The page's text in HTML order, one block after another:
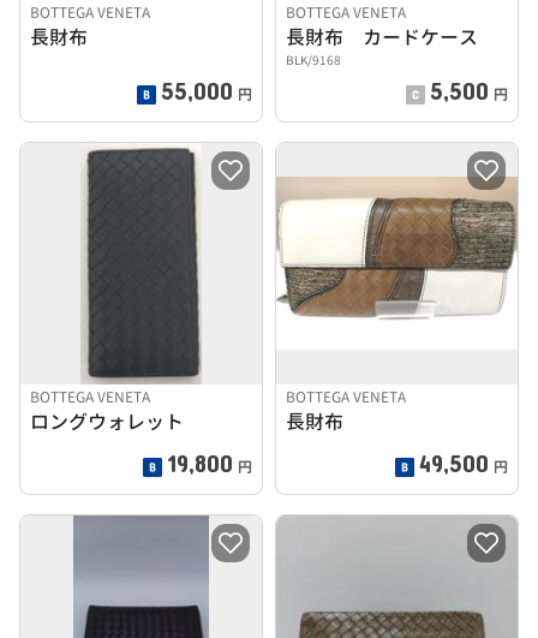
BOTTEGA VENETA
長財布
55,000 円
BOTTEGA VENETA
長財布 カードケース
BLK/9168
5,500 円
BOTTEGA VENETA
ロングウォレット
19,800 円
BOTTEGA VENETA
長財布
49,500 円